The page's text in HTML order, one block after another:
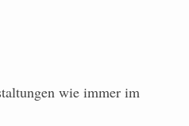
wie immer im